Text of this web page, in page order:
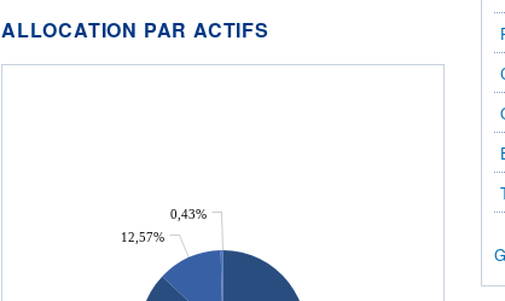
ALLOCATION PAR ACTIFS
12,57%
0,43%